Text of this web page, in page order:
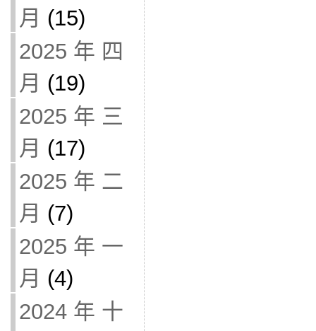
月 (15)
2025 年 四
月 (19)
2025 年 三
月 (17)
2025 年 二
月 (7)
2025 年 一
月 (4)
2024 年 十